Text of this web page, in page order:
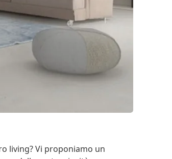
living? Vi proponiamo un